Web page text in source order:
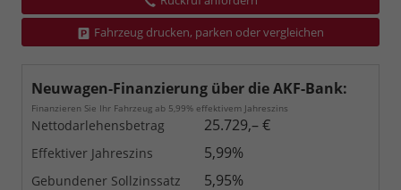
Fahrzeug drucken, parken oder vergleichen
Neuwagen-Finanzierung über die AKF-Bank:
Finanzieren Sie Ihr Fahrzeug ab 5,99% effektivem Jahreszins
Nettodarlehensbetrag 25.729,– €
Effektiver Jahreszins 5,99%
Gebundener Sollzinssatz 5,95%